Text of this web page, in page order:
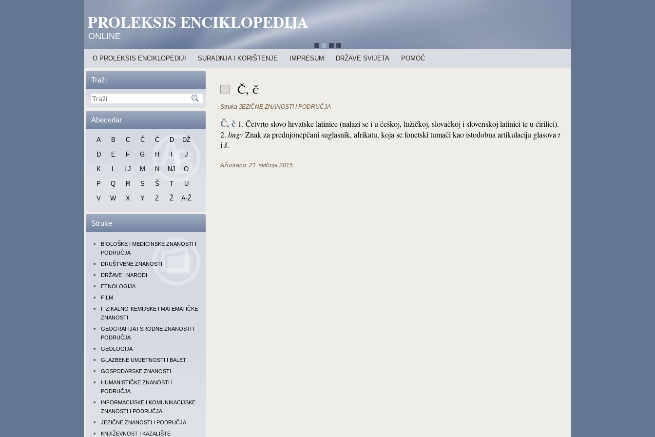
PROLEKSIS ENCIKLOPEDIJA
ONLINE
O PROLEKSIS ENCIKLOPEDIJI SURADNJA I KORIŠTENJE IMPRESUM DRŽAVE SVIJETA POMOĆ
Traži
Abecedar
A B C Č Ć D
DŽ
Đ
E F G H
J
K
L LJ M N NJ
O
P
Q R S Š T
U
V
W X Y Z Ž A-Ž
Struke
BIOLOŠKE I MEDICINSKE ZNANOSTI I
PODRUČJA
DRUŠTVENE ZNANOSTI
DRŽAVE I NARODI
ETNOLOGIJA
FILM
FIZIKALNO-KEMIJSKE I MATEMATIČKE
ZNANOSTI
GEOGRAFIJA I SRODNE ZNANOSTI I
PODRUČJA
GEOLOGIJA
GLAZBENE UMJETNOSTI I BALET
GOSPODARSKE ZNANOSTI
HUMANISTIČKE ZNANOSTI I
PODRUČJA
INFORMACIJSKE I KOMUNIKACIJSKE
ZNANOSTI I PODRUČJA
JEZIČNE ZNANOSTI I PODRUČJA
KNJIŽEVNOST I KAZALIŠTE
Č, č
Struka JEZIČNE ZNANOSTI I PODRUČJA
Č, č 1. Četvrto slovo hrvatske latinice (nalazi se i u češkoj, lužičkoj, slovačkoj i slovenskoj latinici te u ćirilici).
2. lingvZnak za prednjonepčani suglasnik, afrikatu, koja se fonetski tumači kao istodobna artikulaciju glasova t
i š.
Ažurirano: 21. svibnja 2015.